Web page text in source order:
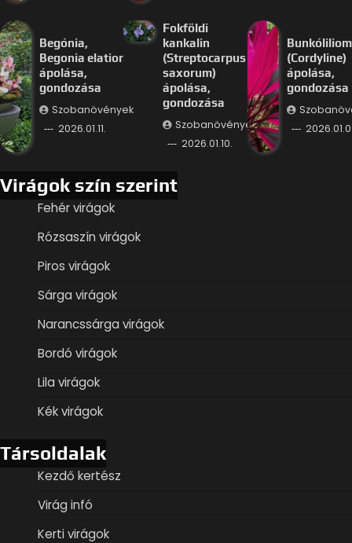
Begónia,
Begonia elatior
ápolása,
gondozása
Szobanövények
2026.01.11.
Fokföldi
kankalin
(Streptocarpus
saxorum)
ápolása,
gondozása
Szobanövények
2026.01.10.
Bunkóliliom
(Cordyline)
ápolása,
gondozása
Virágok szín szerint
Fehér virágok
Rózsaszín virágok
Piros virágok
Sárga virágok
Narancssárga virágok
Bordó virágok
Lila virágok
Kék virágok
Társoldalak
Kezdő kertész
Virág infó
Kerti virágok